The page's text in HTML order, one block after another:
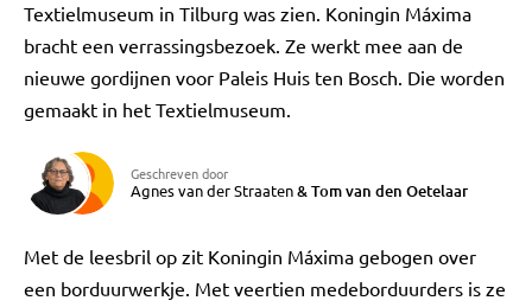
Textielmuseum in Tilburg was zien. Koningin Máxima
bracht een verrassingsbezoek. Ze werkt mee aan de
nieuwe gordijnen voor Paleis Huis ten Bosch. Die worden
gemaakt in het Textielmuseum.
Geschreven door
Agnes van der Straaten&Tom van den Oetelaar
Met de leesbril op zit Koningin Máxima gebogen over
een borduurwerkje. Met veertien medeborduurders is ze